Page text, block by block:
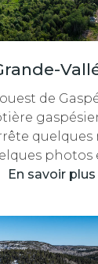
de
photos
En savoir plus